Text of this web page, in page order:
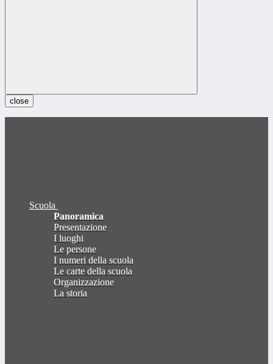
close
Scuola
Panoramica
Presentazione
I luoghi
Le persone
I numeri della scuola
Le carte della scuola
Organizzazione
La storia